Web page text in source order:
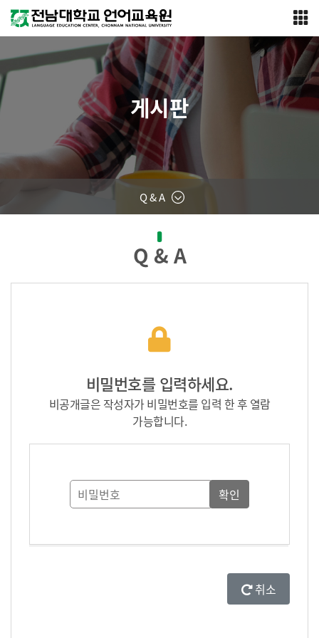
Q & A
게시판
Q & A
비밀번호를 입력하세요.
비공개글은 작성자가 비밀번호를 입력 한 후 열람
가능합니다.
취소